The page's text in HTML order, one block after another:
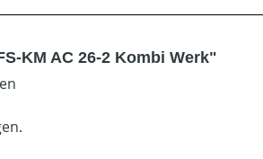
KM AC 26-2 Kombi Werk"